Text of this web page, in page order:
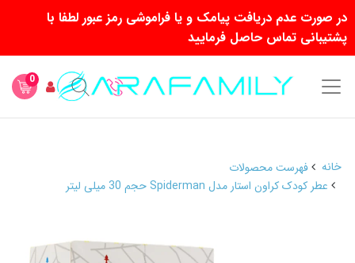
در صورت عدم دریافت پیامک و یا فراموشی رمز عبور لطفا با
پشتیبانی تماس حاصل فرمایید
0
خانه
فهرست محصولات
عطر کودک کراون استار مدل Spiderman حجم 30 میلی لیتر